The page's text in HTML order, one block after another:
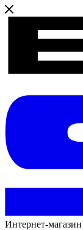
Интернет-магазин